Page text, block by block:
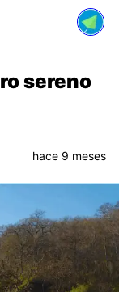
sereno
hace 9 meses